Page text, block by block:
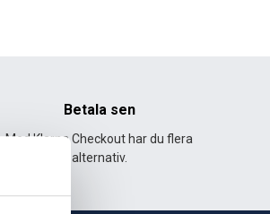
Betala sen
Med Klarna Checkout har du flera
alternativ.